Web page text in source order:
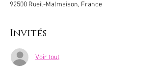
92500 Rueil-Malmaison, France
Invités
Voir tout